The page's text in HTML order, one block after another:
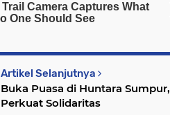
Artikel Selanjutnya
Buka Puasa di Huntara
Perkuat Solidaritas